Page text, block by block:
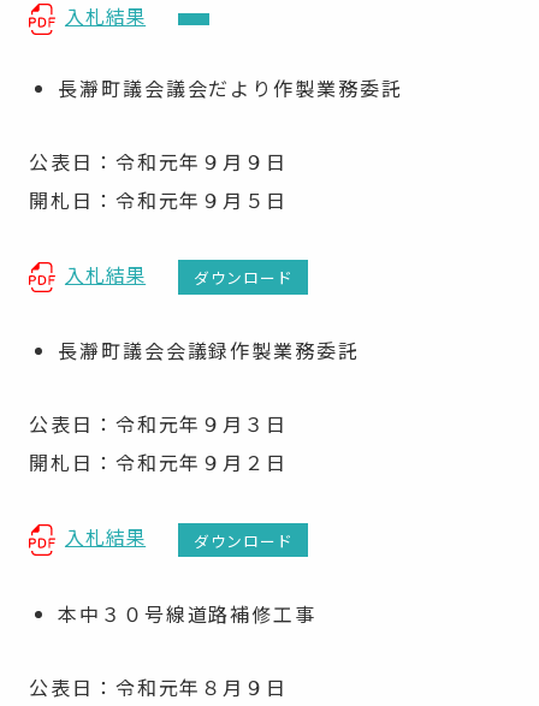
入札結果
長瀞町議会議会だより作製業務委託
公表日：令和元年９月９日
開札日：令和元年９月５日
入札結果 ダウンロード
長瀞町議会会議録作製業務委託
公表日：令和元年９月３日
開札日：令和元年９月２日
入札結果 ダウンロード
本中３０号線道路補修工事
公表日：令和元年８月９日